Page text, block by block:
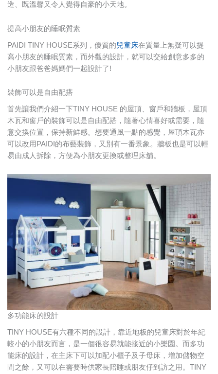
造、既溫馨又令人覺得自豪的小天地。
提高小朋友的睡眠質素
PAIDI TINY HOUSE系列，優質的兒童床在質量上無疑可以提
高小朋友的睡眠質素，而外觀的設計，就可以交給創意多多的
小朋友跟爸爸媽媽們一起設計了!
裝飾可以是自由配搭
首先讓我們介紹一下TINY HOUSE 的屋頂、窗戶和牆板，屋頂
木瓦和窗戶的裝飾可以是自由配搭，隨著心情喜好或需要，隨
意交換位置，保持新鮮感。想要通風一點的感覺，屋頂木瓦亦
可以改用PAIDI的布藝裝飾，又別有一番景象。牆板也是可以輕
易由成人拆除，方便為小朋友更換或整理床舖。
多功能床的設計
TINY HOUSE有六種不同的設計，靠近地板的兒童床對於年紀
較小的小朋友而言，是一個很容易就能接近的小樂園。而多功
能床的設計，在主床下可以加配小櫃子及子母床，增加儲物空
間之餘，又可以在需要時供家長陪睡或朋友仔到訪之用。TINY